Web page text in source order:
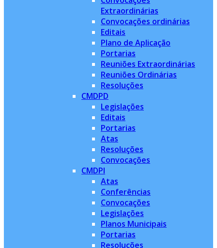
Extraordinárias
Convocações ordinárias
Editais
Plano de Aplicação
Portarias
Reuniões Extraordinárias
Reuniões Ordinárias
Resoluções
CMDPD
Legislações
Editais
Portarias
Atas
Resoluções
Convocações
CMDPI
Atas
Conferências
Convocações
Legislações
Planos Municipais
Portarias
Resoluções